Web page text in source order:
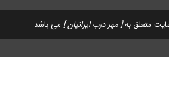
متعلق به[ مهر درب ایرانیان ] می باشد